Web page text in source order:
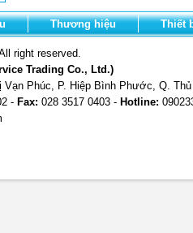
Thương hiệu Thiết
right reserved.
Trading Co., Ltd.)
Phúc, P. Hiệp Bình Phước, Q.
- Fax: 028 3517 0403 - Hotline: